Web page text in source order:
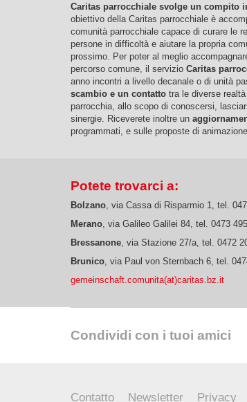
Caritas parrocchiale svolge un compito
obiettivo della Caritas parrocchiale è
comunità parrocchiale capace di curare le
persone in difficoltà e aiutare la propria
prossimo. Per poter al meglio
percorso comune, il servizio Caritas
anno incontri a livello decanale o di unità
scambio e un contatto tra le diverse
parrocchia, allo scopo di conoscersi,
sinergie. Riceverete inoltre un
programmati, e sulle proposte di
Potete trovarci a:
Bolzano, via Cassa di Risparmio 1, tel.
Merano, via Galileo Galilei 84, tel. 0473
Bressanone, via Stazione 27/a, tel. 0472
Brunico, via Paul von Sternbach 6, tel.
gemeinschaft.comunita(at)caritas.bz.it
Condividi con i tuoi amici
Contatto Newsletter Privacy